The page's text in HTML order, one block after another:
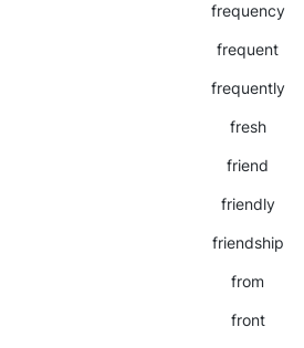
frequency
frequent
frequently
fresh
friend
friendly
friendship
from
front